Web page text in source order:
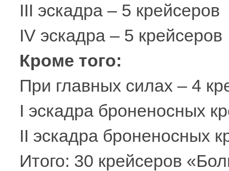
III эскадра – 5 крейсеров
IV эскадра – 5 крейсеров
Кроме того:
При главных силах – 4
I эскадра броненосных
II эскадра броненосных
Итого: 30 крейсеров